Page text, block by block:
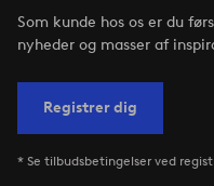
Som kunde hos os er du
nyheder og masser af
Registrer dig
* Se tilbudsbetingelser ved